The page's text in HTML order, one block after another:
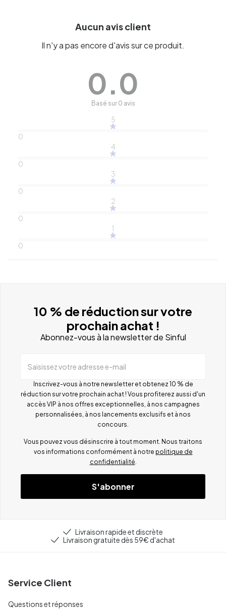
Aucun avis client
Il n'y a pas encore d'avis sur ce produit.
0.0
Basé sur 0 avis
5
0
4
0
3
0
2
0
1
0
10 % de réduction sur votre
prochain achat !
Abonnez-vous à la newsletter de Sinful
Saisissez votre adresse e-mail
Inscrivez-vous à notre newsletter et obtenez 10 % de
réduction sur votre prochain achat ! Vous profiterez aussi d'un
accès VIP à nos offres exceptionnelles, à nos campagnes
personnalisées, à nos lancements exclusifs et à nos
concours.
Vous pouvez vous désinscrire à tout moment. Nous traitons
vos informations conformément à notre politique de
confidentialité
S'abonner
Livraison rapide et discrète
Livraison gratuite dès 59€ d'achat
Service Client
Questions et réponses